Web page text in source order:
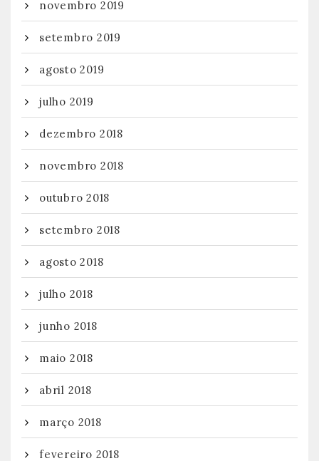
novembro 2019
setembro 2019
agosto 2019
julho 2019
dezembro 2018
novembro 2018
outubro 2018
setembro 2018
agosto 2018
julho 2018
junho 2018
maio 2018
abril 2018
março 2018
fevereiro 2018